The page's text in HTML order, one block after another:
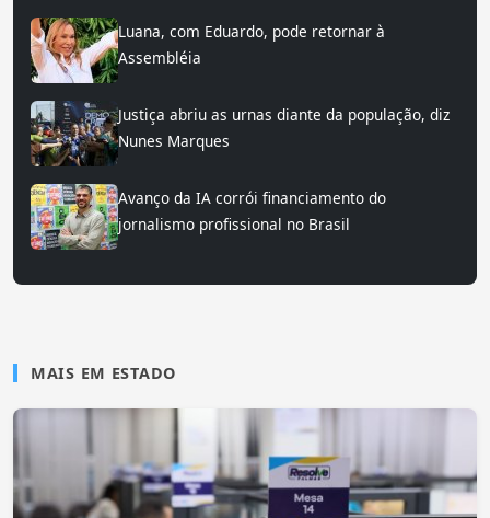
Luana, com Eduardo, pode retornar à
Assembléia
Justiça abriu as urnas diante da população, diz
Nunes Marques
Avanço da IA corrói financiamento do
jornalismo profissional no Brasil
MAIS EM ESTADO